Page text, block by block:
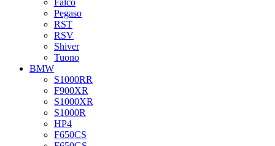
Falco
Pegaso
RST
RSV
Shiver
Tuono
BMW
S1000RR
F900XR
S1000XR
S1000R
HP4
F650CS